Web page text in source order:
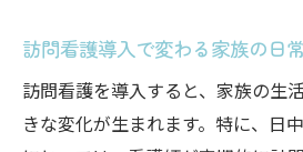
訪問看護導入で変わる家族の日
訪問看護を導入すると、家族の生
きな変化が生まれます。特に、日